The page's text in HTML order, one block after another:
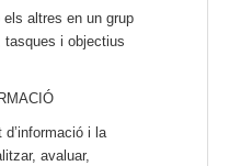
els altres en un grup
tasques i objectius
i la
avaluar,